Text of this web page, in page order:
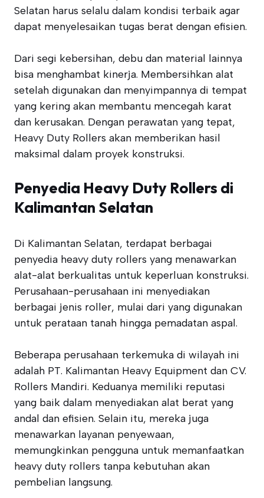
Selatan harus selalu dalam kondisi terbaik agar
dapat menyelesaikan tugas berat dengan efisien.
Dari segi kebersihan, debu dan material lainnya
bisa menghambat kinerja. Membersihkan alat
setelah digunakan dan menyimpannya di tempat
yang kering akan membantu mencegah karat
dan kerusakan. Dengan perawatan yang tepat,
Heavy Duty Rollers akan memberikan hasil
maksimal dalam proyek konstruksi.
Penyedia Heavy Duty Rollers di
Kalimantan Selatan
Di Kalimantan Selatan, terdapat berbagai
penyedia heavy duty rollers yang menawarkan
alat-alat berkualitas untuk keperluan konstruksi.
Perusahaan-perusahaan ini menyediakan
berbagai jenis roller, mulai dari yang digunakan
untuk perataan tanah hingga pemadatan aspal.
Beberapa perusahaan terkemuka di wilayah ini
adalah PT. Kalimantan Heavy Equipment dan CV.
Rollers Mandiri. Keduanya memiliki reputasi
yang baik dalam menyediakan alat berat yang
andal dan efisien. Selain itu, mereka juga
menawarkan layanan penyewaan,
memungkinkan pengguna untuk memanfaatkan
heavy duty rollers tanpa kebutuhan akan
pembelian langsung.